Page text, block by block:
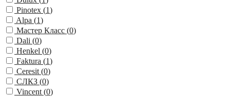
Pinotex (1)
Alpa (1)
Мастер Класс (0)
Dali (0)
Henkel (0)
Faktura (1)
Ceresit (0)
СЛКЗ (0)
Vincent (0)